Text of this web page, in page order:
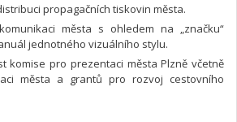
propagačních tiskovin města.
města s ohledem na „značku“
jednotného vizuálního stylu.
komise pro prezentaci města Plzně včetně
města a grantů pro rozvoj cestovního